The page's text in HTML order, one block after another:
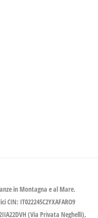
in Montagna e al Mare.
CIN: IT022245C2YXAFARO9
(Via Privata Neghelli),